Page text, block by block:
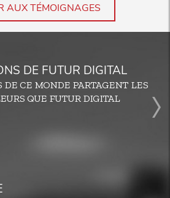
AUX TÉMOIGNAGES
DE FUTUR DIGITAL
DE CE MONDE PARTAGENT LES
QUE FUTUR DIGITAL